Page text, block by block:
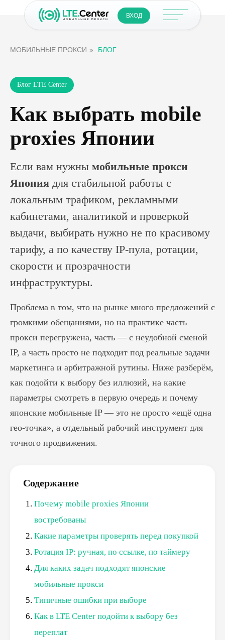
ВХОД
МОБИЛЬНЫЕ ПРОКСИ » БЛОГ
Блог LTE Center
Как выбрать mobile
proxies Японии
Если вам нужны мобильные прокси
Япония для стабильной работы с
локальным трафиком, рекламными
кабинетами, аналитикой и проверкой
выдачи, выбирать нужно не по красивому
тарифу, а по качеству IP-пула, ротации,
скорости и прозрачности
инфраструктуры.
Проблема в том, что на рынке много предложений с
громкими обещаниями, но на практике часть
прокси перегружена, часть — с неудобной сменой
IP, а часть просто не подходит под реальные задачи
маркетинга и арбитражной рутины. Ниже разберём,
как подойти к выбору без иллюзий, на какие
параметры смотреть в первую очередь и почему
японские мобильные IP — это не просто «ещё одна
гео-точка», а отдельный рабочий инструмент для
точного продвижения.
Содержание
Почему mobile proxies Японии
востребованы
Какие параметры проверять перед покупкой
Ротация IP: ручная, по ссылке, по таймеру
Для каких задач подходят японские
мобильные прокси
Типичные ошибки при выборе
Как в LTE Center подойти к выбору без
переплат